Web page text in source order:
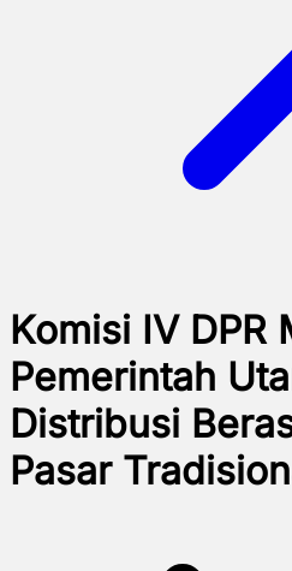
Komisi IV DPR
Pemerintah
Distribusi
Pasar